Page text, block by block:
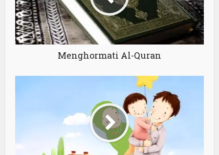
Menghormati Al-Quran